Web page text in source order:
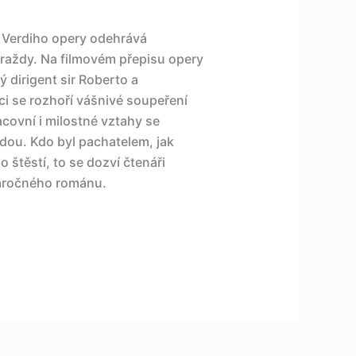
opery odehrává
Na filmovém přepisu opery
dirigent sir Roberto a
se rozhoří vášnivé soupeření
i milostné vztahy se
Kdo byl pachatelem, jak
štěstí, to se dozví čtenáři
románu.